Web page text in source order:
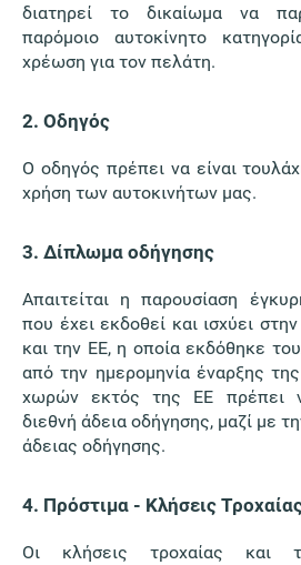
διατηρεί το δικαίωμα να
παρόμοιο αυτοκίνητο
χρέωση για τον πελάτη.
2. Οδηγός
Ο οδηγός πρέπει να είναι
χρήση των αυτοκινήτων μας.
3. Δίπλωμα οδήγησης
Απαιτείται η παρουσίαση
που έχει εκδοθεί και ισχύει
και την ΕΕ, η οποία εκδόθηκε
από την ημερομηνία έναρξης
χωρών εκτός της ΕΕ πρέπει
διεθνή άδεια οδήγησης, μαζί με
άδειας οδήγησης.
4. Πρόστιμα - Κλήσεις
Οι κλήσεις τροχαίας και